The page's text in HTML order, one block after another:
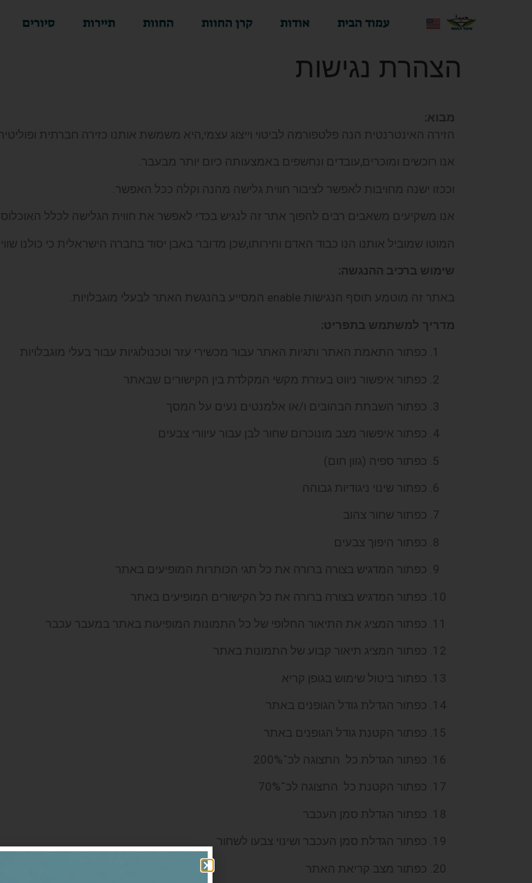
עמוד הבית אודות קרן החוות החוות תיירות סיורים
הצהרת נגישות
מבוא:
הזירה האינטרנטית הנה פלטפורמה לביטוי וייצוג עצמי,היא משמשת אותנו כזירה חברתית
אנו רוכשים ומוכרים,עובדים ונחשפים באמצעותה כיום יותר מבעבר.
וככזו ישנה מחויבות לאפשר לציבור חווית גלישה מהנה וקלה ככל האפשר.
אנו משקיעים משאבים רבים להפוך אתר זה לנגיש בכדי לאפשר את חווית הגלישה לכלל
המוטו שמוביל אותנו הנו כבוד האדם וחירותו,שכן מדובר באבן יסוד בחברה הישראלית כי כולנו שווי
שימוש ברכיב ההנגשה:
באתר זה מוטמע תוסף הנגישות enable המסייע בהנגשת האתר לבעלי מוגבלויות.
מדריך למשתמש בתפריט:
כפתור התאמת האתר ותגיות האתר עבור מכשירי עזר וטכנולוגיות עבור בעלי מוגבלויות
כפתור איפשור ניווט בעזרת מקשי המקלדת בין הקישורים שבאתר
כפתור השבתת הבהובים ו/או אלמנטים נעים על המסך
כפתור איפשור מצב מונוכרום שחור לבן עבור עיוורי צבעים
כפתור ספיה (גוון חום)
כפתור שינוי ניגודיות גבוהה
כפתור שחור צהוב
כפתור היפוך צבעים
כפתור המדגיש בצורה ברורה את כל תגי הכותרות המופיעים באתר
כפתור המדגיש בצורה ברורה את כל הקישורים המופיעים באתר
כפתור המציג את התיאור החלופי של כל התמונות המופיעות באתר במעבר עכבר
כפתור המציג תיאור קבוע של התמונות באתר
כפתור ביטול שימוש בגופן קריא
כפתור הגדלת גודל הגופנים באתר
כפתור הקטנת גודל הגופנים באתר
כפתור הגדלת כל התצוגה לכ־200%
כפתור הקטנת כל התצוגה לכ־70%
כפתור הגדלת סמן העכבר
כפתור הגדלת סמן העכבר ושינוי צבעו לשחור
כפתור מצב קריאת האתר